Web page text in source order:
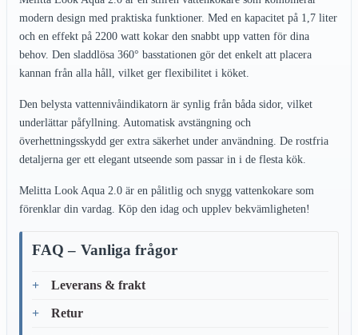
modern design med praktiska funktioner. Med en kapacitet på 1,7 liter
och en effekt på 2200 watt kokar den snabbt upp vatten för dina
behov. Den sladdlösa 360° basstationen gör det enkelt att placera
kannan från alla håll, vilket ger flexibilitet i köket.
Den belysta vattennivåindikatorn är synlig från båda sidor, vilket
underlättar påfyllning. Automatisk avstängning och
överhettningsskydd ger extra säkerhet under användning. De rostfria
detaljerna ger ett elegant utseende som passar in i de flesta kök.
Melitta Look Aqua 2.0 är en pålitlig och snygg vattenkokare som
förenklar din vardag. Köp den idag och upplev bekvämligheten!
FAQ – Vanliga frågor
Leverans & frakt
Retur